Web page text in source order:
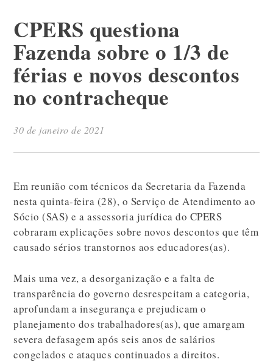
CPERS questiona
Fazenda sobre o 1/3 de
férias e novos descontos
no contracheque
30 de janeiro de 2021
Em reunião com técnicos da Secretaria da Fazenda
nesta quinta-feira (28), o Serviço de Atendimento ao
Sócio (SAS) e a assessoria jurídica do CPERS
cobraram explicações sobre novos descontos que têm
causado sérios transtornos aos educadores(as).
Mais uma vez, a desorganização e a falta de
transparência do governo desrespeitam a categoria,
aprofundam a insegurança e prejudicam o
planejamento dos trabalhadores(as), que amargam
severa defasagem após seis anos de salários
congelados e ataques continuados a direitos.